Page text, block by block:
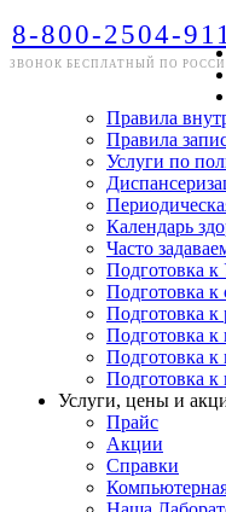
8-800-2504-
ЗВОНОК БЕСПЛАТНЫЙ ПО
Правила
Правила
Услуги по
Календарь
Часто
Подготовка
Подготовка к
Подготовка к
Подготовка
Подготовка
Подготовка
Услуги, цены и
Прайс
Акции
Справки